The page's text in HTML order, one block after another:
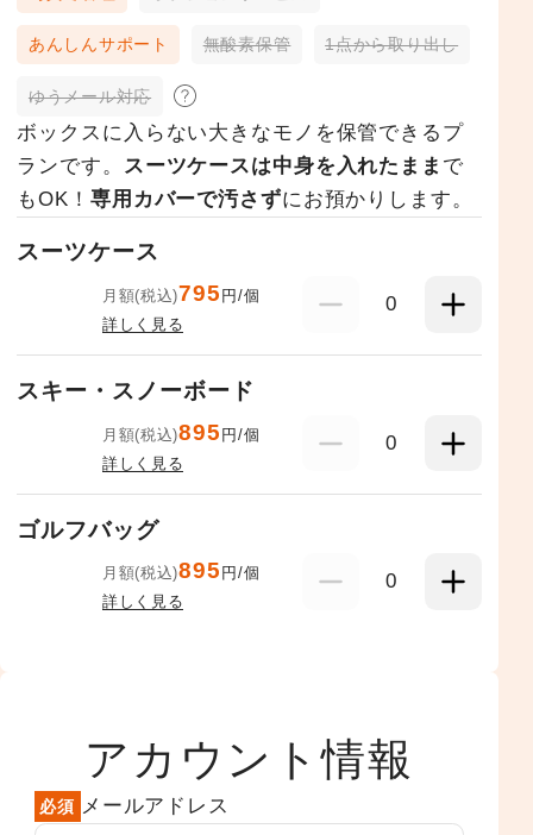
あんしんサポート 無酸素保管 1点から取り出し
ゆうメール対応
ボックスに入らない大きなモノを保管できるプ
ランです。
スーツケースは中身を入れたまま で
もOK！ 専用カバーで汚さずにお預かりします。
スーツケース
月額(税込)795 円/個
詳しく見る
0
スキー・スノーボード
月額(税込)895 円/個
詳しく見る
0
ゴルフバッグ
月額(税込)895 円/個
詳しく見る
0
アカウント情報
必須 メールアドレス